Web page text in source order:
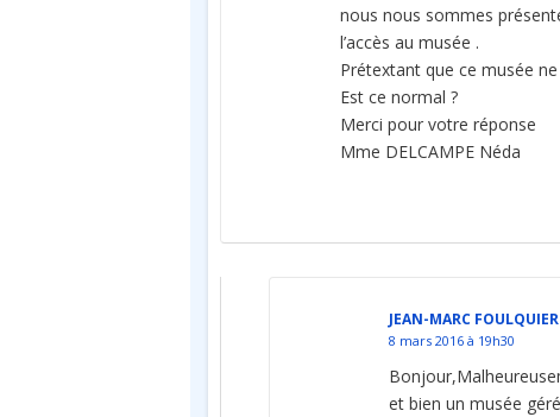
nous nous sommes
l’accès au musée .
Prétextant que ce musée
Est ce normal ?
Merci pour votre réponse
Mme DELCAMPE Néda
JEAN-MARC FOULQUIER
8 mars 2016 à 19h30
et bien un musée